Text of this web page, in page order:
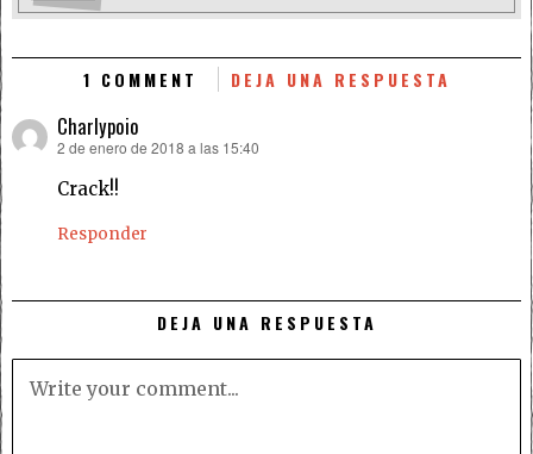
1 COMMENT DEJA UNA RESPUESTA
Charlypoio
dice:
2 de enero de 2018 a las 15:40
Crack!!
Responder
DEJA UNA RESPUESTA